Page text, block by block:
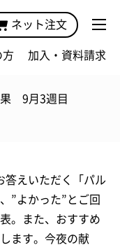
ネット注文
方 加入・資料請求
果 9月3週目
答えいただく「パル
”よかった”とご回
。また、おすすめ
ます。今夜の献